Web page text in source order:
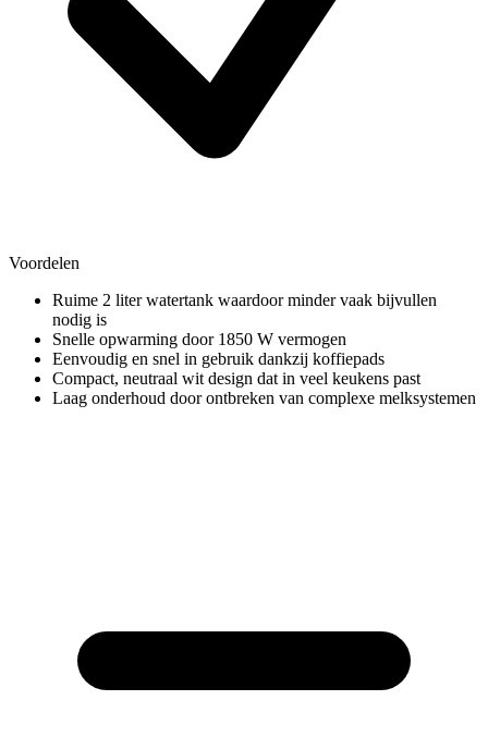
Voordelen
Ruime 2 liter watertank waardoor minder vaak bijvullen
nodig is
Snelle opwarming door 1850 W vermogen
Eenvoudig en snel in gebruik dankzij koffiepads
Compact, neutraal wit design dat in veel keukens past
Laag onderhoud door ontbreken van complexe melksystemen